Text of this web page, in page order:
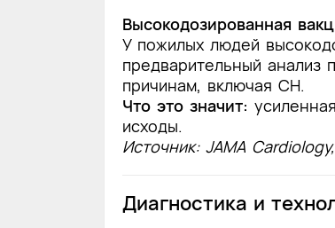
Высокодозированная
У пожилых людей
предварительный анализ
причинам, включая СН.
Что это значит:
исходы.
Источник: JAMA Cardiology,
Диагностика и